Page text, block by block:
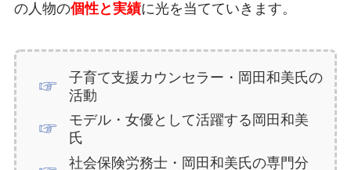
の人物の個性と実績に光を当てていきます。
子育て支援カウンセラー・岡田和美氏の
活動
モデル・女優として活躍する岡田和美
氏
社会保険労務士・岡田和美氏の専門分